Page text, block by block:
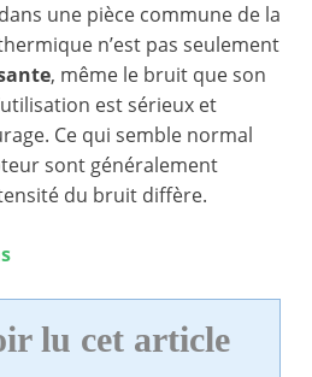
une pièce commune de la
n’est pas seulement
, même le bruit que son
est sérieux et
Ce qui semble normal
sont généralement
du bruit diffère.
lu cet article